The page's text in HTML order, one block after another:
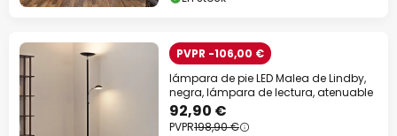
PVPR -106,00 €
lámpara de pie LED Malea de Lindby,
negra, lámpara de lectura, atenuable
92,90 €
PVPR198,90 €